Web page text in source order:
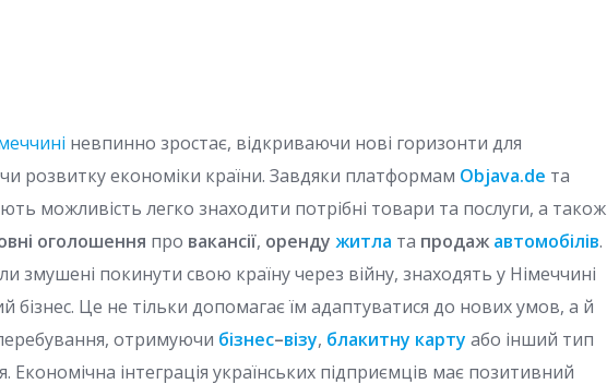
невпинно зростає, відкриваючи нові горизонти для
розвитку економіки країни. Завдяки платформам Objava.de та
можливість легко знаходити потрібні товари та послуги, а також
оголошення про вакансії, оренду житла та продаж автомобілів.
змушені покинути свою країну через війну, знаходять у Німеччині
бізнес. Це не тільки допомагає їм адаптуватися до нових умов, а й
отримуючи бізнес–візу, блакитну карту або інший тип
інтеграція українських підприємців має позитивний